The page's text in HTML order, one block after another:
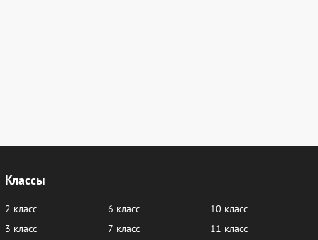
Классы
2 класс
3 класс
6 класс
7 класс
10 класс
11 класс